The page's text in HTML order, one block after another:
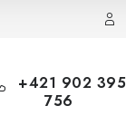
+421 902 395
756